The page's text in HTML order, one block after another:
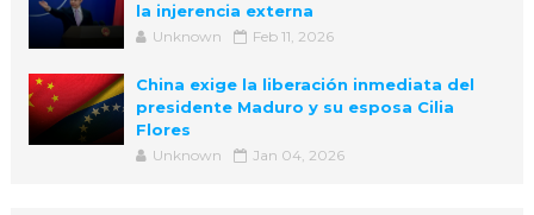
la injerencia externa
Unknown Feb 11, 2026
China exige la liberación inmediata del
presidente Maduro y su esposa Cilia
Flores
Unknown Jan 04, 2026